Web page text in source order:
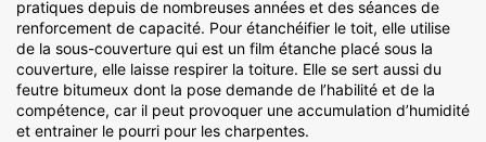
pratiques depuis de nombreuses années et des séances de
renforcement de capacité. Pour étanchéifier le toit, elle utilise
de la sous-couverture qui est un film étanche placé sous la
couverture, elle laisse respirer la toiture. Elle se sert aussi du
feutre bitumeux dont la pose demande de l’habilité et de la
compétence, car il peut provoquer une accumulation d’humidité
et entrainer le pourri pour les charpentes.